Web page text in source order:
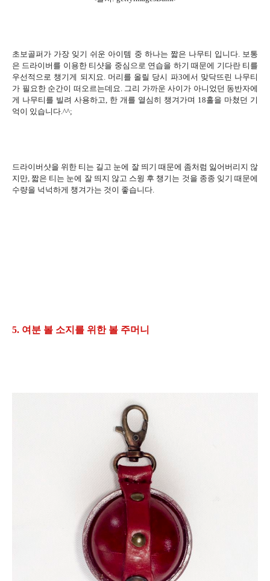
초보골퍼가 가장 잊기 쉬운 아이템 중 하나는 짧은 나무티 입니다. 보통
은 드라이버를 이용한 티샷을 중심으로 연습을 하기 때문에 기다란 티를
우선적으로 챙기게 되지요. 머리를 올릴 당시 파3에서 맞닥뜨린 나무티
가 필요한 순간이 떠오르는데요. 그리 가까운 사이가 아니었던 동반자에
게 나무티를 빌려 사용하고, 한 개를 열심히 챙겨가며 18홀을 마쳤던 기
억이 있습니다.^^;
드라이버샷을 위한 티는 길고 눈에 잘 띄기 때문에 좀처럼 잃어버리지 않
지만, 짧은 티는 눈에 잘 띄지 않고 스윙 후 챙기는 것을 종종 잊기 때문에
수량을 넉넉하게 챙겨가는 것이 좋습니다.
5. 여분 볼 소지를 위한 볼 주머니